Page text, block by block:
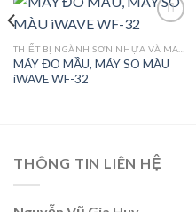
Add to
THIẾT BỊ NGÀNH SƠN NHỰA VÀ MAY MẶC
MÁY ĐO MẦU, MÁY SO MÀU
iWAVE WF-32
THÔNG TIN LIÊN HỆ